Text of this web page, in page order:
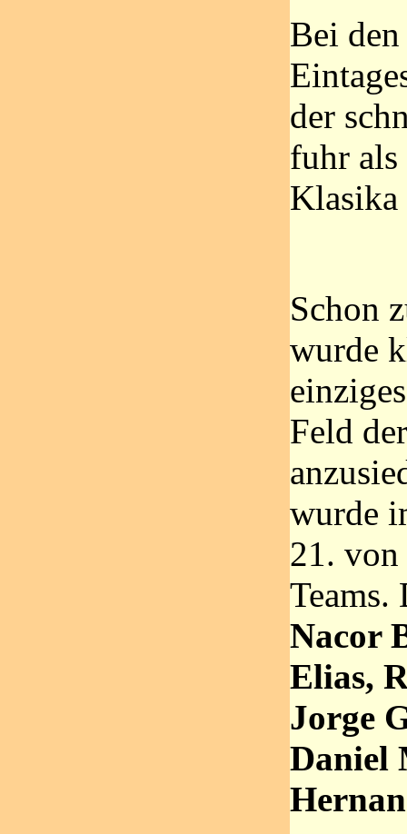
Bei den
der
fuhr
Klasika
Schon
wurde
Feld
wurde
21. von
Teams.
Nacor
Elias,
Jorge
Daniel